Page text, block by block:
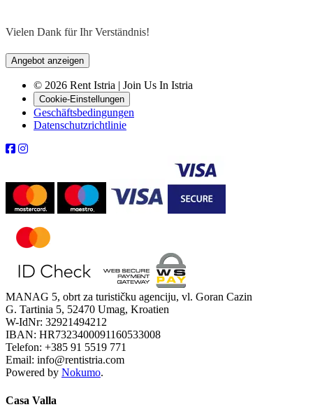
Vielen Dank für Ihr Verständnis!
Angebot anzeigen
© 2026 Rent Istria | Join Us In Istria
Cookie-Einstellungen
Geschäftsbedingungen
Datenschutzrichtlinie
MANAG 5, obrt za turističku agenciju, vl. Goran Cazin
G. Tartinia 5, 52470 Umag, Kroatien
W-IdNr: 32921494212
IBAN: HR7323400091160533008
Telefon: +385 91 5519 771
Email: info@rentistria.com
Powered by Nokumo.
Casa Valla